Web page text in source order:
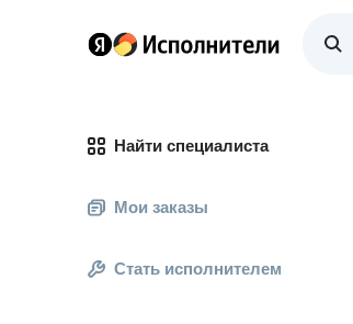
Найти специалиста
Мои заказы
Стать исполнителем